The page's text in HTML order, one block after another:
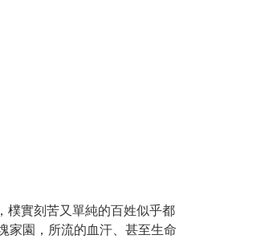
樸實刻苦又單純的百姓似乎都
家園，所流的血汗、甚至生命